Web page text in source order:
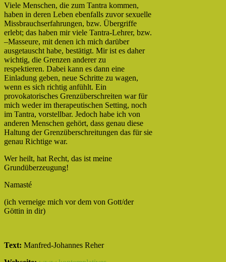
Viele Menschen, die zum Tantra kommen,
haben in deren Leben ebenfalls zuvor sexuelle
Missbrauchserfahrungen, bzw. Übergriffe
erlebt; das haben mir viele Tantra-Lehrer, bzw.
–Masseure, mit denen ich mich darüber
ausgetauscht habe, bestätigt. Mir ist es daher
wichtig, die Grenzen anderer zu
respektieren. Dabei kann es dann eine
Einladung geben, neue Schritte zu wagen,
wenn es sich richtig anfühlt. Ein
provokatorisches Grenzüberschreiten war für
mich weder im therapeutischen Setting, noch
im Tantra, vorstellbar. Jedoch habe ich von
anderen Menschen gehört, dass genau diese
Haltung der Grenzüberschreitungen das für sie
genau Richtige war.
Wer heilt, hat Recht, das ist meine
Grundüberzeugung!
Namasté
(ich verneige mich vor dem von Gott/der
Göttin in dir)
Text: Manfred-Johannes Reher